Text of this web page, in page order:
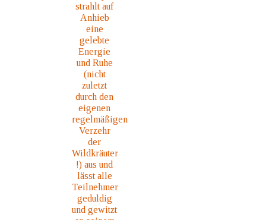
strahlt auf
Anhieb
eine
gelebte
Energie
und Ruhe
(nicht
zuletzt
durch den
eigenen
regelmäßigen
Verzehr
der
Wildkräuter
!) aus und
lässt alle
Teilnehmer
geduldig
und gewitzt